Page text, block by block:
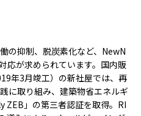
の抑制、脱炭素化など、NewN
応が求められています。国内販
年3月竣工）の新社屋では、再
に取り組み、建築物省エネルギ
ZEB」の第三者認証を取得。RI